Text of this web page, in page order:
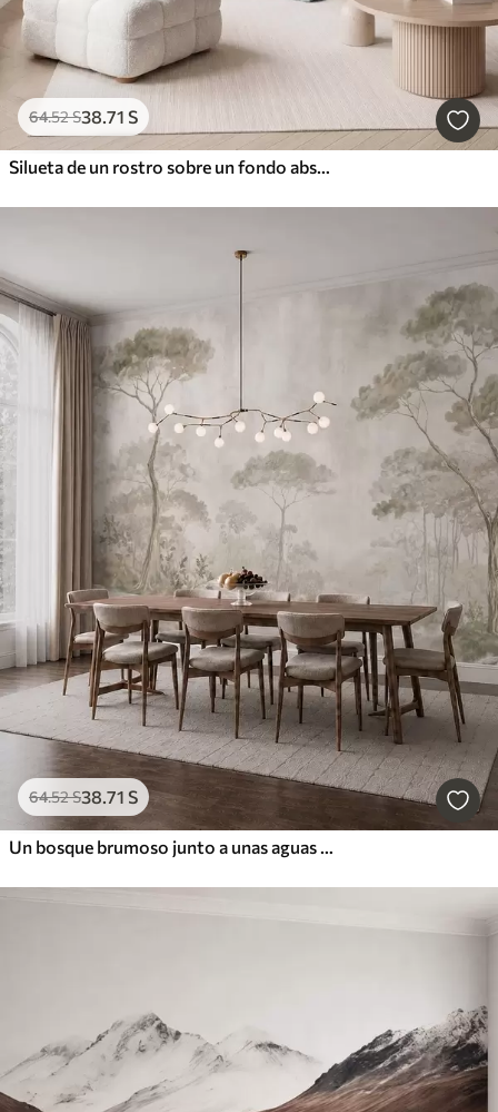
64.52S38.71 S
Silueta de un rostro sobre un fondo abstracto
64.52S38.71 S
Un bosque brumoso junto a unas aguas tranquilas, en suaves tonos pastel naturales